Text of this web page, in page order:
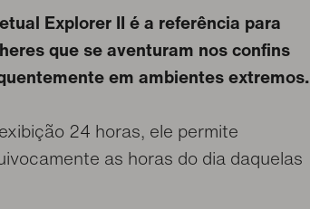
Explorer II é a referência para
que se aventuram nos confins
em ambientes extremos.
24 horas, ele permite
as horas do dia daquelas